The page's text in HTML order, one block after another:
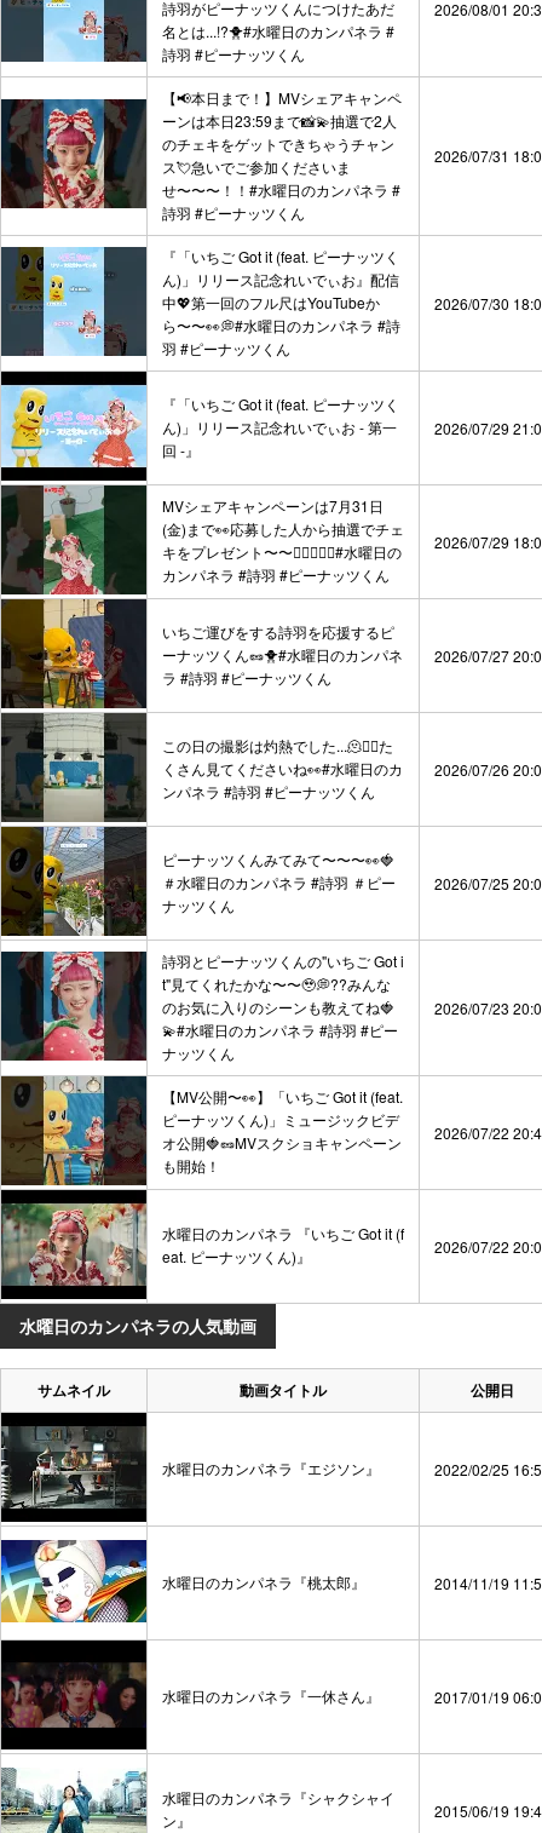
詩羽がピーナッツくんにつけたあだ
名とは...!?🐥#水曜日のカンパネラ #
詩羽 #ピーナッツくん
2026/08/01
【📢本日まで！】MVシェアキャンペ
ーンは本日23:59まで📸💫抽選で2人
のチェキをゲットできちゃうチャン
ス💘急いでご参加くださいま
せ〜〜〜！！#水曜日のカンパネラ #
詩羽 #ピーナッツくん
2026/07/31
『「いちご Got it (feat. ピーナッツく
ん)」リリース記念れいでぃお』配信
中💖第一回のフル尺はYouTubeか
ら〜〜👀💭#水曜日のカンパネラ #詩
羽 #ピーナッツくん
2026/07/30
『「いちご Got it (feat. ピーナッツく
ん)」リリース記念れいでぃお - 第一
回 -』
2026/07/29
MVシェアキャンペーンは7月31日
(金)まで👀応募した人から抽選でチェ
キをプレゼント〜〜😵‍💫💕❕❕#水曜日の
カンパネラ #詩羽 #ピーナッツくん
2026/07/29
いちご運びをする詩羽を応援するピ
ーナッツくん🥜🐥#水曜日のカンパネ
ラ #詩羽 #ピーナッツくん
2026/07/27
この日の撮影は灼熱でした...🫠❤️‍🔥た
くさん見てくださいね👀#水曜日のカ
ンパネラ #詩羽 #ピーナッツくん
2026/07/26
ピーナッツくんみてみて〜〜〜👀🍓
＃水曜日のカンパネラ #詩羽 ＃ピー
ナッツくん
2026/07/25
詩羽とピーナッツくんの"いちご Got i
t"見てくれたかな〜〜🥹💭??みんな
のお気に入りのシーンも教えてね🍓
💫#水曜日のカンパネラ #詩羽 #ピー
ナッツくん
2026/07/23
【MV公開〜👀】「いちご Got it (feat.
ピーナッツくん)」ミュージックビデ
オ公開🍓🥜MVスクショキャンペーン
も開始！
2026/07/22
水曜日のカンパネラ 『いちご Got it (f
eat. ピーナッツくん)』
2026/07/22
水曜日のカンパネラの人気動画
サムネイル 動画タイトル 公開日
水曜日のカンパネラ『エジソン』 2022/02/25
水曜日のカンパネラ『桃太郎』 2014/11/19
水曜日のカンパネラ『一休さん』 2017/01/19
水曜日のカンパネラ『シャクシャイ
ン』
2015/06/19